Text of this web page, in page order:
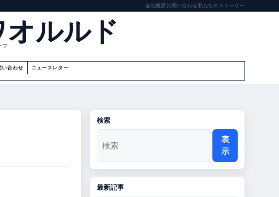
会社概要お問い合わせ私たちのストーリー
ルルド
フ
い合わせ ニュースレター
検索
表
示
最新記事